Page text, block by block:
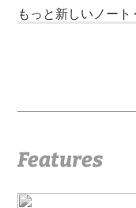
もっと新しいノート
Features